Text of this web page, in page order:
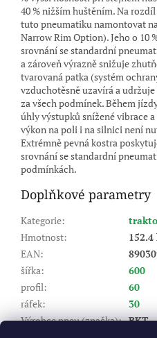
40 % nižším huštěním. Na
tuto pneumatiku namontovat
Narrow Rim Option). Jeho o 10
srovnání se standardní
a zároveň výrazně snižuje
tvarovaná patka (systém
vzduchotěsně uzavírá a
za všech podmínek. Během
úhly výstupků snížené vibrace
výkon na poli i na silnici není
Extrémně pevná kostra
srovnání se standardní
podmínkách.
Doplňkové parametry
Kategorie:
Hmotnost:
152.4
EAN:
šířka:
600
profil:
60
ráfek:
30
Výrobce pneu (značka): BKT